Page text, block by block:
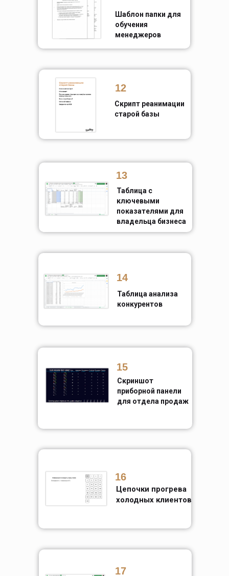
Шаблон папки для
обучения
менеджеров
12
Скрипт реанимации
старой базы
13
Таблица с
ключевыми
показателями для
владельца бизнеса
14
Таблица анализа
конкурентов
15
Скриншот
приборной панели
для отдела продаж
16
Цепочки прогрева
холодных клиентов
17